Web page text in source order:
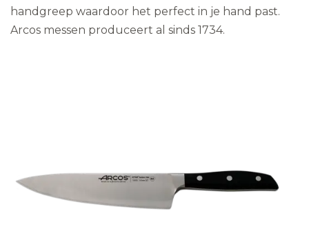
handgreep waardoor het perfect in je hand past.
Arcos messen produceert al sinds 1734.